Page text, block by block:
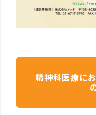
精神科医療に